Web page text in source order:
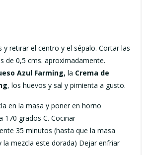
y retirar el centro y el sépalo. Cortar las
de 0,5 cms. aproximadamente.
Azul Farming, la Crema de
, los huevos y sal y pimienta a gusto.
en la masa y poner en horno
170 grados C. Cocinar
35 minutos (hasta que la masa
la mezcla este dorada) Dejar enfriar